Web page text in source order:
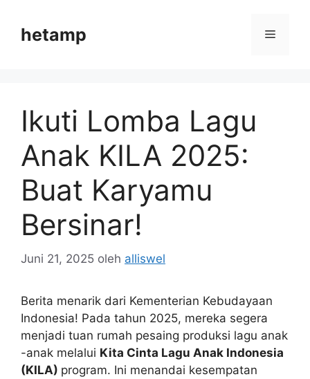
hetamp Menu
Ikuti Lomba Lagu
Anak KILA 2025:
Buat Karyamu
Bersinar!
Juni 21, 2025 oleh alliswel
Berita menarik dari Kementerian Kebudayaan
Indonesia! Pada tahun 2025, mereka segera
menjadi tuan rumah pesaing produksi lagu anak
-anak melalui Kita Cinta Lagu Anak Indonesia
(KILA) program. Ini menandai kesempatan